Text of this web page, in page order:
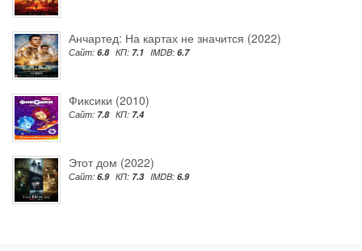
Анчартед: На картах не значится (2022)
Сайт: 6.8 КП: 7.1 IMDB: 6.7
Фиксики (2010)
Сайт: 7.8 КП: 7.4
Этот дом (2022)
Сайт: 6.9 КП: 7.3 IMDB: 6.9